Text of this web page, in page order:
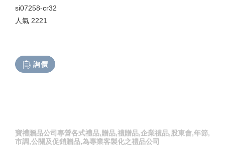
si07258-cr32
人氣 2221
詢價
寶禮贈品公司專營各式禮品,贈品,禮贈品,企業禮品,股東會,年節,
市調,公關及促銷贈品,為專業客製化之禮品公司